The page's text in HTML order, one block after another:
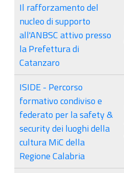
Il rafforzamento del
nucleo di supporto
all'ANBSC attivo presso
la Prefettura di
Catanzaro
ISIDE - Percorso
formativo condiviso e
federato per la safety &
security dei luoghi della
cultura MiC della
Regione Calabria